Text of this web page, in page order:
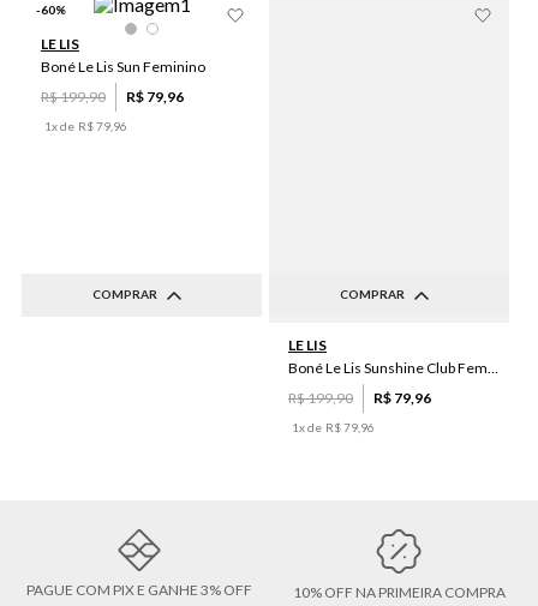
-60%
COMPRAR
LE LIS
Boné Le Lis Sun Feminino
R$199,90 R$ 79,96
1x de R$79 96
COMPRAR
LE LIS
Boné Le Lis Sunshine Club Feminino
R$199,90 R$ 79 96
1x de R$79 96
PAGUE COM PIX E GANHE 3% OFF
10% OFF NA PRIMEIRA COMPRA